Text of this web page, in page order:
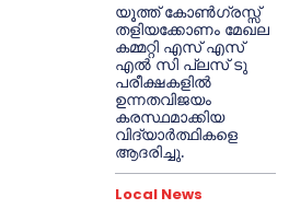
യൂത്ത് കോൺഗ്രസ്സ്
തളിയക്കോണം മേഖല
കമ്മറ്റി എസ് എസ്
എൽ സി പ്ലസ് ടു
പരീക്ഷകളിൽ
ഉന്നതവിജയം
കരസ്ഥമാക്കിയ
വിദ്യാർത്ഥികളെ
ആദരിച്ചു.
Local News